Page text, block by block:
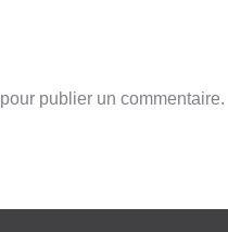
pour publier un commentaire.